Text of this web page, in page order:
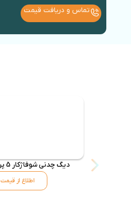
تماس و دریافت قیمت
دیگ چدنی شوفاژکار 5 پره سوپر 300
اطلاع از قیمت